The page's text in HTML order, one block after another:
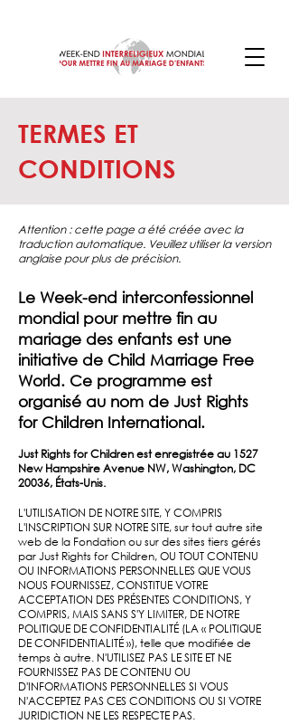
TERMES ET
CONDITIONS
Attention : cette page a été créée avec la
traduction automatique. Veuillez utiliser la version
anglaise pour plus de précision.
Le Week-end interconfessionnel
mondial pour mettre fin au
mariage des enfants est une
initiative de Child Marriage Free
World. Ce programme est
organisé au nom de Just Rights
for Children International.
Just Rights for Children est enregistrée au 1527
New Hampshire Avenue NW, Washington, DC
20036, États-Unis.
L'UTILISATION DE NOTRE SITE, Y COMPRIS
L'INSCRIPTION SUR NOTRE SITE, sur tout autre site
web de la Fondation ou sur des sites tiers gérés
par Just Rights for Children, OU TOUT CONTENU
OU INFORMATIONS PERSONNELLES QUE VOUS
NOUS FOURNISSEZ, CONSTITUE VOTRE
ACCEPTATION DES PRÉSENTES CONDITIONS, Y
COMPRIS, MAIS SANS S'Y LIMITER, DE NOTRE
POLITIQUE DE CONFIDENTIALITÉ (LA « POLITIQUE
DE CONFIDENTIALITÉ »), telle que modifiée de
temps à autre. N'UTILISEZ PAS LE SITE ET NE
FOURNISSEZ PAS DE CONTENU OU
D'INFORMATIONS PERSONNELLES SI VOUS
N'ACCEPTEZ PAS CES CONDITIONS OU SI VOTRE
JURIDICTION NE LES RESPECTE PAS.